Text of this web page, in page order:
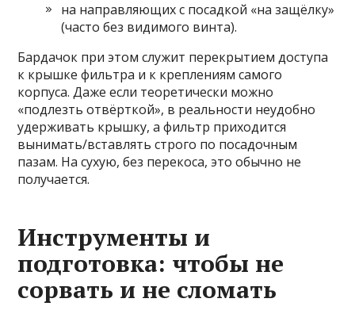
на направляющих с посадкой «на защёлку»
(часто без видимого винта).
Бардачок при этом служит перекрытием доступа
к крышке фильтра и к креплениям самого
корпуса. Даже если теоретически можно
«подлезть отвёрткой», в реальности неудобно
удерживать крышку, а фильтр приходится
вынимать/вставлять строго по посадочным
пазам. На сухую, без перекоса, это обычно не
получается.
Инструменты и
подготовка: чтобы не
сорвать и не сломать